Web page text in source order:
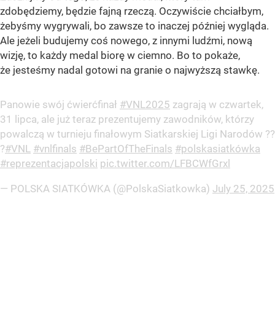
zdobędziemy, będzie fajną rzeczą. Oczywiście chciałbym,
żebyśmy wygrywali, bo zawsze to inaczej później wygląda.
Ale jeżeli budujemy coś nowego, z innymi ludźmi, nową
wizję, to każdy medal biorę w ciemno. Bo to pokaże,
że jesteśmy nadal gotowi na granie o najwyższą stawkę.
Panowie swój ćwierćfinał #VNL2025 zagrają w czwartek,
31 lipca, ale już teraz prezentujemy zawodników, którzy
powalczą w turnieju finałowym Siatkarskiej Ligi Narodów ??
?#VNL #vnlfinals #BePartOfTheFinals #polskasiatkówka
#reprezentacjapolski pic.twitter.com/LFBCWfGrxl
— POLSKA SIATKÓWKA (@PolskaSiatkowka) July 25, 2025